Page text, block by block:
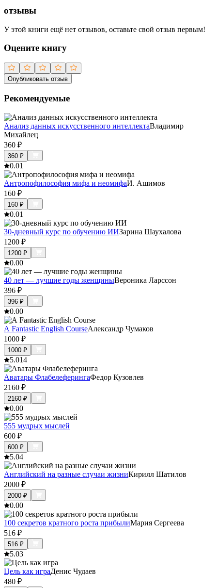
отзывы
У этой книги ещё нет отзывов, оставьте свой отзыв первым!
Оцените книгу
Опубликовать отзыв
Рекомендуемые
Анализ данных искусственного интеллектаВладимир
Михайлец
360 ₽
360 ₽
0.01
Антропофилософия мифа и неомифаИ. Ашимов
160 ₽
160 ₽
0.01
30-дневный курс по обучению ИИЗарина Шаухалова
1200 ₽
1200 ₽
0.00
40 лет — лучшие годы женщиныВероника Ларссон
396 ₽
396 ₽
0.00
A Fantastic English CourseАлександр Чумаков
1000 ₽
1000 ₽
5.014
Аватары ФлабелеферингаФедор Кузовлев
2160 ₽
2160 ₽
0.00
555 мудрых мыслей
600 ₽
600 ₽
5.04
Английский на разные случаи жизниКирилл Шатилов
2000 ₽
2000 ₽
0.00
100 секретов кратного роста прибылиМария Сергеева
516 ₽
516 ₽
5.03
Цель как играДенис Чудаев
480 ₽